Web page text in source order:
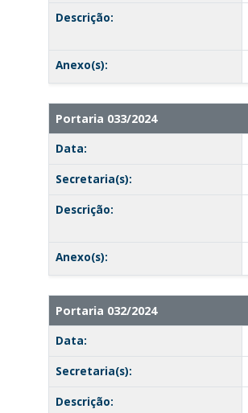
Descrição:
Anexo(s):
Portaria 033/2024
Data:
Secretaria(s):
Descrição:
Anexo(s):
Portaria 032/2024
Data:
Secretaria(s):
Descrição: